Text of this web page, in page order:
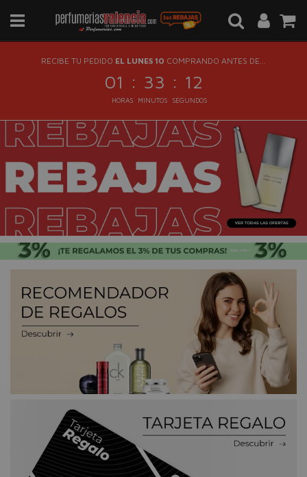
RECIBE TU PEDIDO EL LUNES 10 COMPRANDO ANTES DE...
01 : 33 : 11
HORAS MINUTOS SEGUNDOS